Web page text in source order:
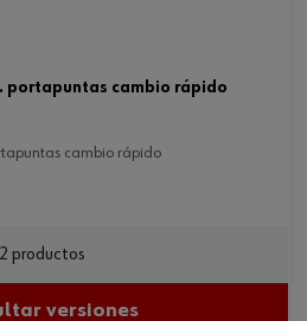
portapuntas cambio rápido
cambio rápido
2 productos
versiones